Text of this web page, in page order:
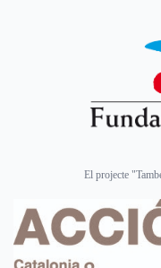
El projecte